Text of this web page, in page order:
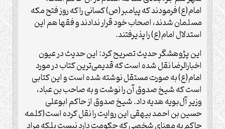
امام(ع) فرمودند که پیامبر(ص) کسانی را که روز فتح مکه
مسلمان شدند، اصحاب خود قرار ندادند و فقها هم این
استدلال امام(ع) را پذیرفتند.
این پژوهشگر حدیث تصریح کرد: این حدیث در عیون
اخبارالرضا نقل شده است که قدیمی‌ترین کتاب در مورد
امام(ع) به صورت مستقل نوشته شده است و این کتابی
است که شیخ صدوق آن را نوشت و به صاحب بن عباد،
وزیر آل‌بویه هدیه داد. شیخ صدوق از حاکم ابوعلی
حسین بن احمد بیهقی این روایت را نقل کرده است(کلمه